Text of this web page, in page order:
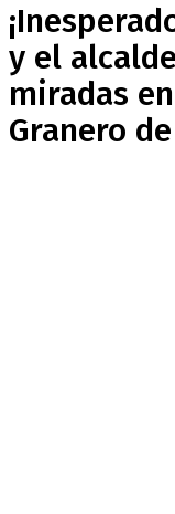
y el
miradas
Granero